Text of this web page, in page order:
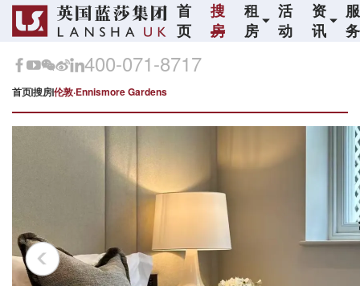
首
页
搜
房
租
房
活
动
资
讯
服
务
400-071-8717
首页搜房伦敦·Ennismore Gardens